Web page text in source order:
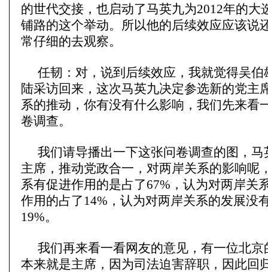
的世代交接，也启动了马英九为2012年的大
铺路的这个举动。所以他的后续效应应该说
常仔细的去观察。
任韧：对，说到后续效应，我就觉得吴
陆采访回来，这次马英九决定参选新的党主
系的推动，你有没有什么影响，我们先来看
卷调查。
我们请导播出一下这张问卷调查的图，
主席，推动党政合一，对两岸关系的影响呢
系有促进作用的是占了67%，认为对两岸关
作用的占了14%，认为对两岸关系的发展没
19%。
我们再来看一看网友的意见，有一位北
本来就是主席，因为司法迫害辞职，因此回